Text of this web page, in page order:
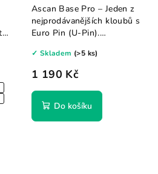
1 190 Kč
✓ Skladem (>5 ks)
Do košíku
Ascan Base Pro – Jeden z
nejprodávanějších kloubů s
Euro Pin (U-Pin).